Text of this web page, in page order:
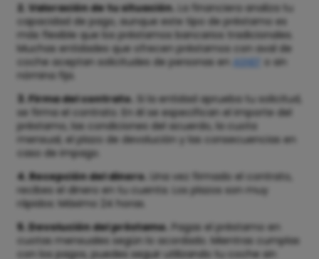
2. Valoración de tu situación.
La financiera analiza tu
capacidad de pago, aunque este tipo de préstamo es
más flexible que los préstamos bancarios tradicionales.
Muchas entidades que ofrecen préstamos con aval de
coche aceptan solicitudes de personas en
ASNEF
o sin
nómina fija.
3. Firma del contrato.
Si la entidad aprueba tu solicitud,
se firma el contrato. En él se especifican el importe del
préstamo, las condiciones del acuerdo, la cuota
mensual, el plazo de devolución y las consecuencias en
caso de impago.
4. Recepción del dinero.
Una vez firmado el contrato,
recibes el dinero en tu cuenta. Los plazos son muy
rápidos: Máximo 24 horas.
5. Devolución del préstamo.
Pagas el préstamo en
cuotas mensuales según lo acordado. Mientras cumplas
con los pagos, puedes seguir utilizando tu coche sin